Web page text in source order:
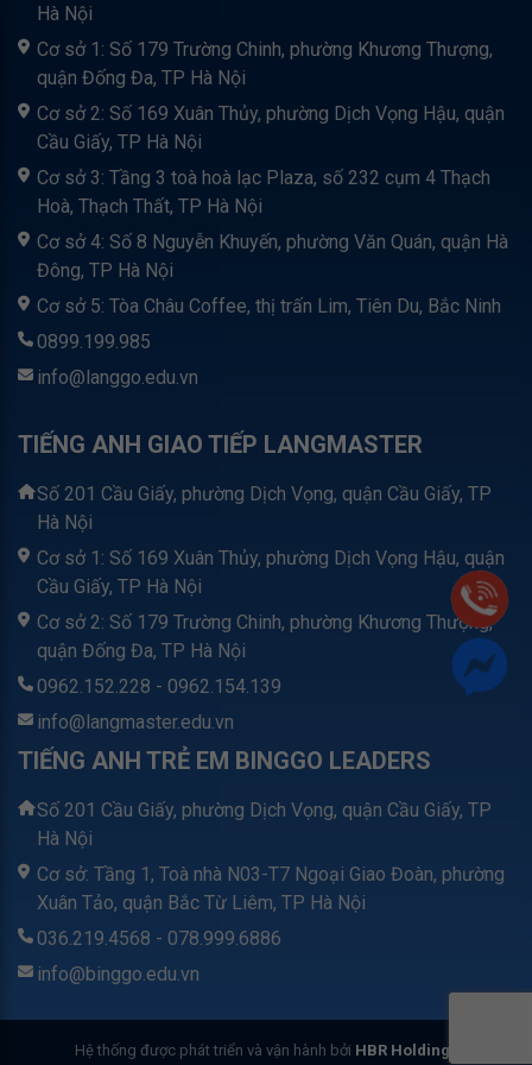
Hà Nội
Cơ sở 1: Số 179 Trường Chinh, phường Khương Thượng,
quận Đống Đa, TP Hà Nội
Cơ sở 2: Số 169 Xuân Thủy, phường Dịch Vọng Hậu, quận
Cầu Giấy, TP Hà Nội
Cơ sở 3: Tầng 3 toà hoà lạc Plaza, số 232 cụm 4 Thạch
Hoà, Thạch Thất, TP Hà Nội
Cơ sở 4: Số 8 Nguyễn Khuyến, phường Văn Quán, quận Hà
Đông, TP Hà Nội
Cơ sở 5: Tòa Châu Coffee, thị trấn Lim, Tiên Du, Bắc Ninh
0899.199.985
info@langgo.edu.vn
TIẾNG ANH GIAO TIẾP LANGMASTER
Số 201 Cầu Giấy, phường Dịch Vọng, quận Cầu Giấy, TP
Hà Nội
Cơ sở 1: Số 169 Xuân Thủy, phường Dịch Vọng Hậu, quận
Cầu Giấy, TP Hà Nội
Cơ sở 2: Số 179 Trường Chinh, phường Khương Thượng,
quận Đống Đa, TP Hà Nội
0962.152.228 - 0962.154.139
info@langmaster.edu.vn
TIẾNG ANH TRẺ EM BINGGO LEADERS
Số 201 Cầu Giấy, phường Dịch Vọng, quận Cầu Giấy, TP
Hà Nội
Cơ sở: Tầng 1, Toà nhà N03-T7 Ngoại Giao Đoàn, phường
Xuân Tảo, quận Bắc Từ Liêm, TP Hà Nội
036.219.4568 - 078.999.6886
info@binggo.edu.vn
Hệ thống được phát triển và vận hành bởi HBR Holdings